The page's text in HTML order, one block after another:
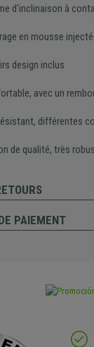
d'inclinaison à
en mousse
design inclus
avec un
différentes
de qualité, très
PAIEMENT